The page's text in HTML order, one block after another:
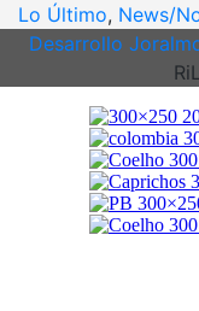
Lo Último, News/
Desarrollo